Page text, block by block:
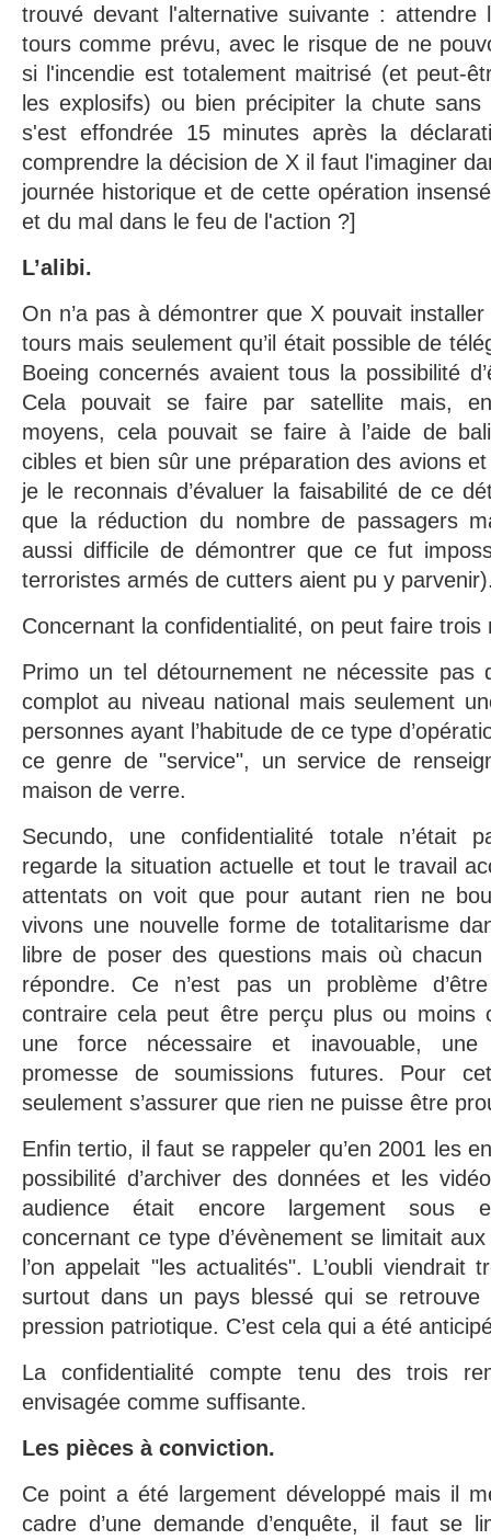
trouvé devant l'alternative suivante : attendre
tours comme prévu, avec le risque de ne
si l'incendie est totalement maitrisé (et peut-
les explosifs) ou bien précipiter la chute
s'est effondrée 15 minutes après la
comprendre la décision de X il faut l'imaginer
journée historique et de cette opération
et du mal dans le feu de l'action ?]
L’alibi.
On n’a pas à démontrer que X pouvait
tours mais seulement qu’il était possible de
Boeing concernés avaient tous la possibilité
Cela pouvait se faire par satellite mais,
moyens, cela pouvait se faire à l’aide de
cibles et bien sûr une préparation des avions
je le reconnais d’évaluer la faisabilité de ce
que la réduction du nombre de passagers
aussi difficile de démontrer que ce fut
terroristes armés de cutters aient pu y
Concernant la confidentialité, on peut faire trois
Primo un tel détournement ne nécessite pas
complot au niveau national mais seulement
personnes ayant l’habitude de ce type
ce genre de "service", un service de
maison de verre.
Secundo, une confidentialité totale n’était
regarde la situation actuelle et tout le travail
attentats on voit que pour autant rien ne
vivons une nouvelle forme de totalitarisme
libre de poser des questions mais où
répondre. Ce n’est pas un problème
contraire cela peut être perçu plus ou moins
une force nécessaire et inavouable, une
promesse de soumissions futures. Pour
seulement s’assurer que rien ne puisse être
Enfin tertio, il faut se rappeler qu’en 2001 les
possibilité d’archiver des données et les
audience était encore largement sous
concernant ce type d’évènement se limitait
l’on appelait "les actualités". L’oubli viendrait
surtout dans un pays blessé qui se
pression patriotique. C’est cela qui a été
La confidentialité compte tenu des trois
envisagée comme suffisante.
Les pièces à conviction.
Ce point a été largement développé mais il
cadre d’une demande d’enquête, il faut se